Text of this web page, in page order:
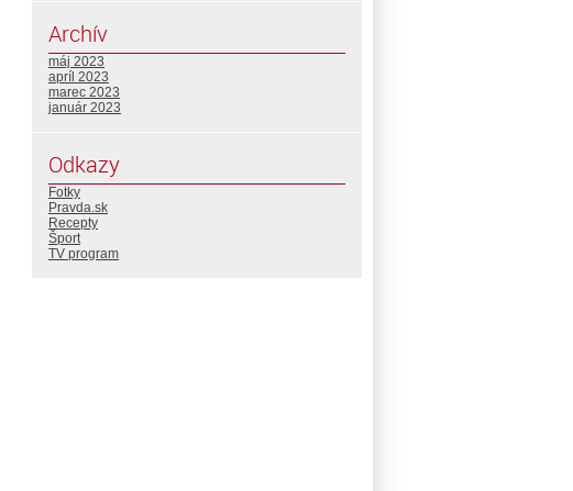
Archív
máj 2023
apríl 2023
marec 2023
január 2023
Odkazy
Fotky
Pravda.sk
Recepty
Šport
TV program